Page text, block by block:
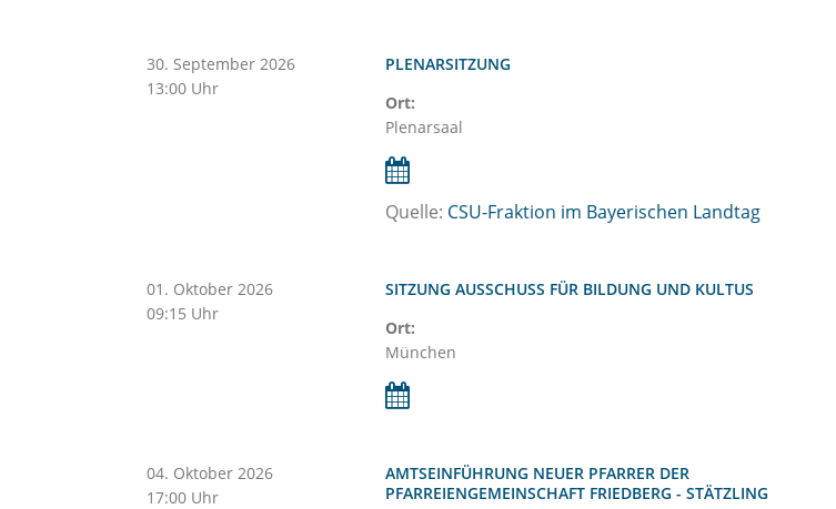
30. September 2026
13:00 Uhr
PLENARSITZUNG
Ort:
Plenarsaal
Quelle: CSU-Fraktion im Bayerischen Landtag
01. Oktober 2026
09:15 Uhr
SITZUNG AUSSCHUSS FÜR BILDUNG UND KULTUS
Ort:
München
04. Oktober 2026
17:00 Uhr
AMTSEINFÜHRUNG NEUER PFARRER DER
PFARREIENGEMEINSCHAFT FRIEDBERG - STÄTZLING